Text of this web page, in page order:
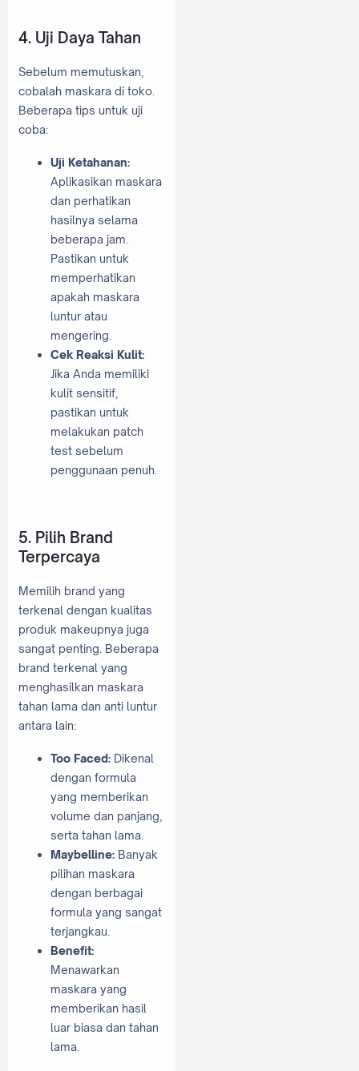
4. Uji Daya Tahan
Sebelum memutuskan,
cobalah maskara di toko.
Beberapa tips untuk uji
coba:
Uji Ketahanan:
Aplikasikan maskara
dan perhatikan
hasilnya selama
beberapa jam.
Pastikan untuk
memperhatikan
apakah maskara
luntur atau
mengering.
Cek Reaksi Kulit:
Jika Anda memiliki
kulit sensitif,
pastikan untuk
melakukan patch
test sebelum
penggunaan penuh.
5. Pilih Brand
Terpercaya
Memilih brand yang
terkenal dengan kualitas
produk makeupnya juga
sangat penting. Beberapa
brand terkenal yang
menghasilkan maskara
tahan lama dan anti luntur
antara lain:
Too Faced: Dikenal
dengan formula
yang memberikan
volume dan panjang,
serta tahan lama.
Maybelline: Banyak
pilihan maskara
dengan berbagai
formula yang sangat
terjangkau.
Benefit:
Menawarkan
maskara yang
memberikan hasil
luar biasa dan tahan
lama.